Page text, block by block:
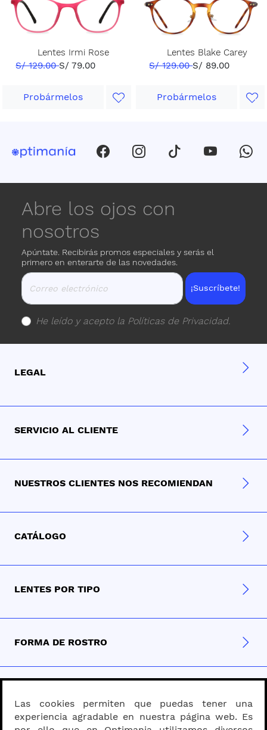
Lentes Irmi Rose
S/ 129.00S/ 79.00
Probármelos
Lentes Blake Carey
S/ 129.00S/ 89.00
Probármelos
Abre los ojos con
nosotros
Apúntate. Recibirás promos especiales y serás el
primero en enterarte de las novedades.
¡Suscríbete!
He leído y acepto la Políticas de Privacidad.
LEGAL
SERVICIO AL CLIENTE
NUESTROS CLIENTES NOS RECOMIENDAN
CATÁLOGO
LENTES POR TIPO
FORMA DE ROSTRO
Las cookies permiten que puedas tener una
experiencia agradable en nuestra página web. Es